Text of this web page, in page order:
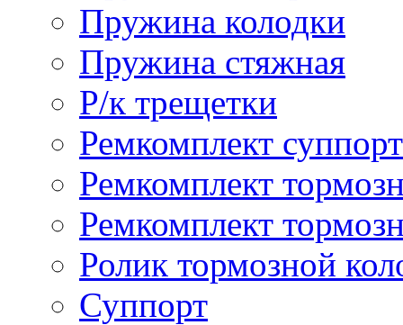
Пружина колодки
Пружина стяжная
Р/к трещетки
Ремкомплект
Ремкомплект
Ремкомплект
Ролик тормозной
Суппорт